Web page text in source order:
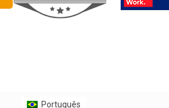
Português